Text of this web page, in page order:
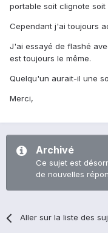
portable soit clignote
Cependant j'ai toujours
J'ai essayé de flashé
est toujours le même.
Quelqu'un aurait-il une
Merci,
Archivé
Ce sujet est
de nouvelles
Aller sur la liste des